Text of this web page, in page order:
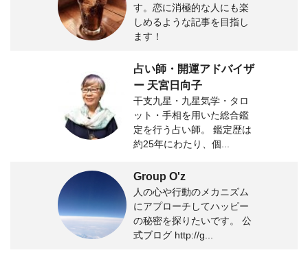
す。恋に消極的な人にも楽
しめるような記事を目指し
ます！
占い師・開運アドバイザ
ー 天宮日向子
干支九星・九星気学・タロ
ット・手相を用いた総合鑑
定を行う占い師。 鑑定歴は
約25年にわたり、個...
Group O'z
人の心や行動のメカニズム
にアプローチしてハッピー
の秘密を探りたいです。 公
式ブログ http://g...